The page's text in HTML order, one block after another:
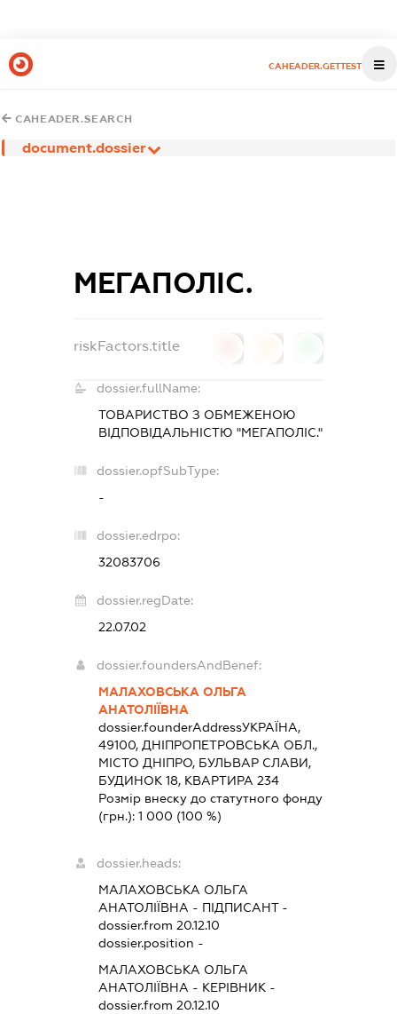
CAHEADER.GETTEST
CAHEADER.SEARCH
document.dossier
МЕГАПОЛІС.
riskFactors.title
dossier.fullName:
ТОВАРИСТВО З ОБМЕЖЕНОЮ
ВІДПОВІДАЛЬНІСТЮ "МЕГАПОЛІС."
dossier.opfSubType:
-
dossier.edrpo:
32083706
dossier.regDate:
22.07.02
dossier.foundersAndBenef:
МАЛАХОВСЬКА ОЛЬГА
АНАТОЛІЇВНА
dossier.founderAddressУКРАЇНА,
49100, ДНІПРОПЕТРОВСЬКА ОБЛ.,
МІСТО ДНІПРО, БУЛЬВАР СЛАВИ,
БУДИНОК 18, КВАРТИРА 234
Розмір внеску до статутного фонду
(грн.):1 000 (100 %)
dossier.heads:
МАЛАХОВСЬКА ОЛЬГА
АНАТОЛІЇВНА - ПІДПИСАНТ-
dossier.from 20.12.10
dossier.position -
МАЛАХОВСЬКА ОЛЬГА
АНАТОЛІЇВНА - КЕРІВНИК -
dossier.from 20.12.10